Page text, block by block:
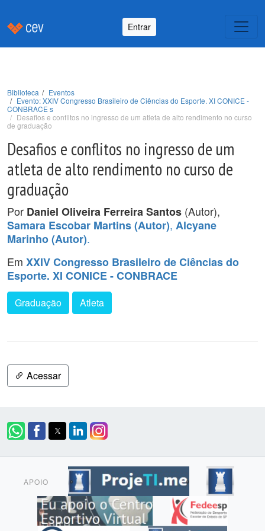
Entrar
Biblioteca
Eventos
Evento: XXIV Congresso Brasileiro de Ciências do Esporte. XI CONICE -
CONBRACE s
Desafios e conflitos no ingresso de um atleta de alto rendimento no curso
de graduação
Desafios e conflitos no ingresso de um
atleta de alto rendimento no curso de
graduação
Por Daniel Oliveira Ferreira Santos (Autor),
Samara Escobar Martins (Autor), Alcyane
Marinho (Autor).
Em XXIV Congresso Brasileiro de Ciências do
Esporte. XI CONICE - CONBRACE
Graduação Atleta
Acessar
APOIO